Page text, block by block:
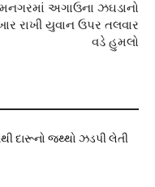
અગાઉના ઝઘડાનો
રાખી યુવાન ઉપર તલવાર
વડે હુમલો
દારૂનો જથ્થો ઝડપી લેતી